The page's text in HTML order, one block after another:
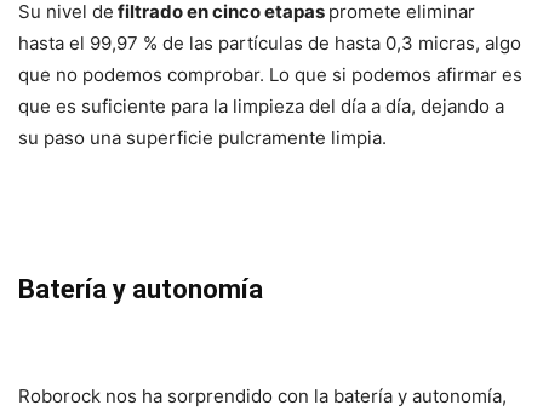
Su nivel de filtrado en cinco etapas promete eliminar
hasta el 99,97 % de las partículas de hasta 0,3 micras, algo
que no podemos comprobar. Lo que si podemos afirmar es
que es suficiente para la limpieza del día a día, dejando a
su paso una superficie pulcramente limpia.
Batería y autonomía
Roborock nos ha sorprendido con la batería y autonomía,